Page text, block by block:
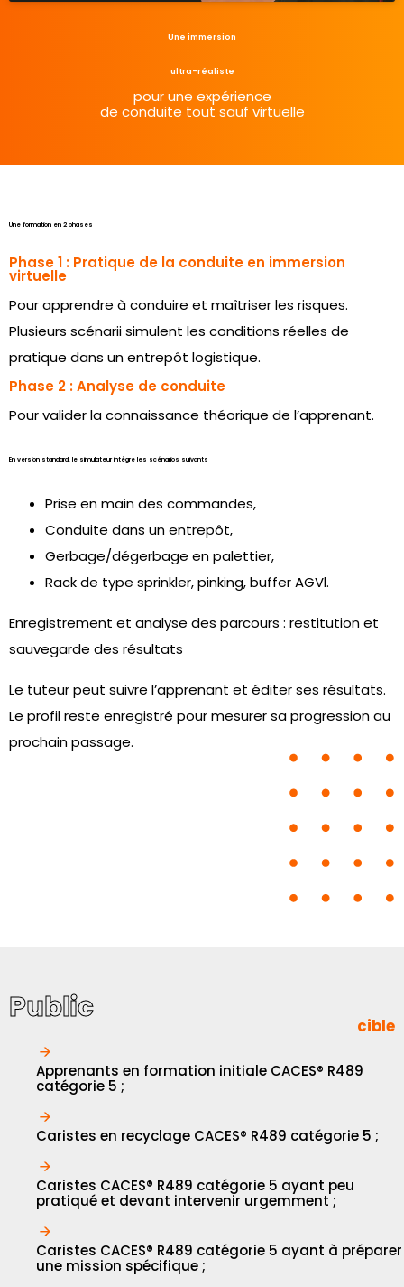
Une immersion
ultra-réaliste
pour une expérience
de conduite tout sauf virtuelle
Une formation en 2 phases
Phase 1 : Pratique de la conduite en immersion
virtuelle
Pour apprendre à conduire et maîtriser les risques.
Plusieurs scénarii simulent les conditions réelles de
pratique dans un entrepôt logistique.
Phase 2 : Analyse de conduite
Pour valider la connaissance théorique de l’apprenant.
En version standard, le simulateur intègre les scénarios suivants
Prise en main des commandes,
Conduite dans un entrepôt,
Gerbage/dégerbage en palettier,
Rack de type sprinkler, pinking, buffer AGVl.
Enregistrement et analyse des parcours : restitution et
sauvegarde des résultats
Le tuteur peut suivre l’apprenant et éditer ses résultats.
Le profil reste enregistré pour mesurer sa progression au
prochain passage.
Public
cible
Apprenants en formation initiale CACES® R489
catégorie 5 ;
Caristes en recyclage CACES® R489 catégorie 5 ;
Caristes CACES® R489 catégorie 5 ayant peu
pratiqué et devant intervenir urgemment ;
Caristes CACES® R489 catégorie 5 ayant à préparer
une mission spécifique ;